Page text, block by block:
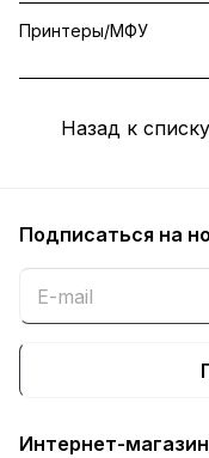
Принтеры/МФУ
Назад к списку
Подписаться на
Интернет-магазин